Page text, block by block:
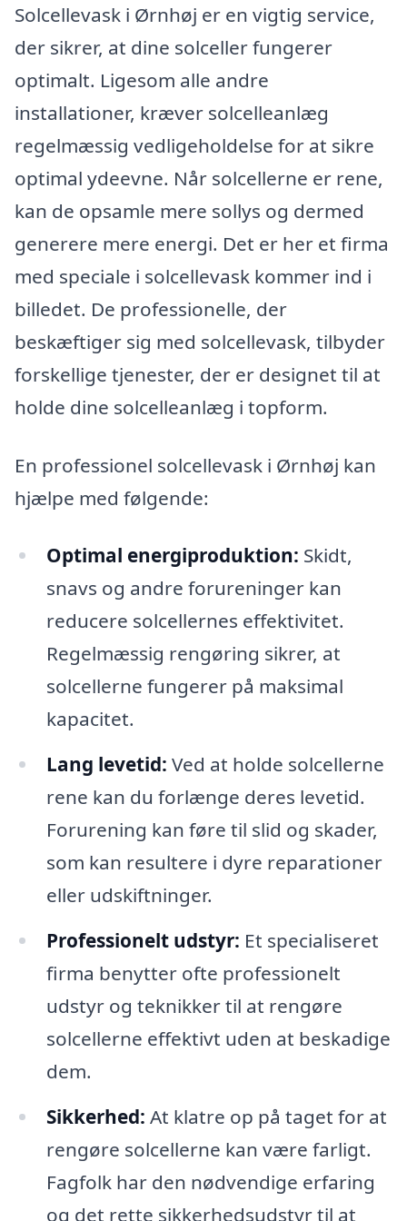
Solcellevask i Ørnhøj er en vigtig service,
der sikrer, at dine solceller fungerer
optimalt. Ligesom alle andre
installationer, kræver solcelleanlæg
regelmæssig vedligeholdelse for at sikre
optimal ydeevne. Når solcellerne er rene,
kan de opsamle mere sollys og dermed
generere mere energi. Det er her et firma
med speciale i solcellevask kommer ind i
billedet. De professionelle, der
beskæftiger sig med solcellevask, tilbyder
forskellige tjenester, der er designet til at
holde dine solcelleanlæg i topform.
En professionel solcellevask i Ørnhøj kan
hjælpe med følgende:
Optimal energiproduktion: Skidt,
snavs og andre forureninger kan
reducere solcellernes effektivitet.
Regelmæssig rengøring sikrer, at
solcellerne fungerer på maksimal
kapacitet.
Lang levetid: Ved at holde solcellerne
rene kan du forlænge deres levetid.
Forurening kan føre til slid og skader,
som kan resultere i dyre reparationer
eller udskiftninger.
Professionelt udstyr: Et specialiseret
firma benytter ofte professionelt
udstyr og teknikker til at rengøre
solcellerne effektivt uden at beskadige
dem.
Sikkerhed: At klatre op på taget for at
rengøre solcellerne kan være farligt.
Fagfolk har den nødvendige erfaring
og det rette sikkerhedsudstyr til at